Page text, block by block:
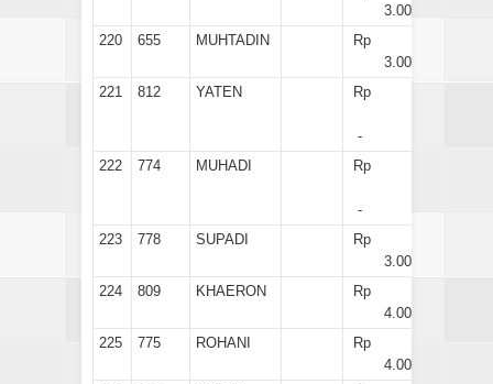
3.000
220
655 MUHTADIN
Rp
3.000
221
812 YATEN Rp
-
222
774 MUHADI Rp
-
223
778 SUPADI
Rp
3.000
224
809 KHAERON
Rp
4.000
225
775 ROHANI
Rp
4.000